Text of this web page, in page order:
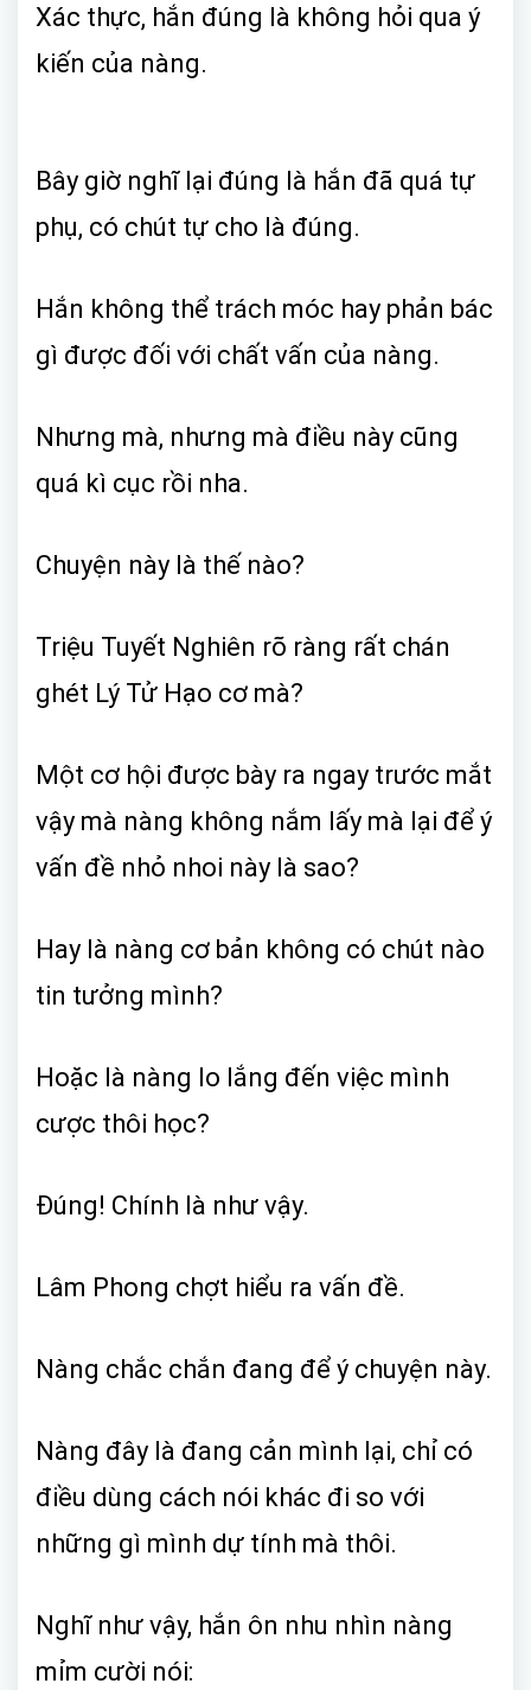
Xác thực, hắn đúng là không hỏi qua ý
kiến của nàng.
Bây giờ nghĩ lại đúng là hắn đã quá tự
phụ, có chút tự cho là đúng.
Hắn không thể trách móc hay phản bác
gì được đối với chất vấn của nàng.
Nhưng mà, nhưng mà điều này cũng
quá kì cục rồi nha.
Chuyện này là thế nào?
Triệu Tuyết Nghiên rõ ràng rất chán
ghét Lý Tử Hạo cơ mà?
Một cơ hội được bày ra ngay trước mắt
vậy mà nàng không nắm lấy mà lại để ý
vấn đề nhỏ nhoi này là sao?
Hay là nàng cơ bản không có chút nào
tin tưởng mình?
Hoặc là nàng lo lắng đến việc mình
cược thôi học?
Đúng! Chính là như vậy.
Lâm Phong chợt hiểu ra vấn đề.
Nàng chắc chắn đang để ý chuyện này.
Nàng đây là đang cản mình lại, chỉ có
điều dùng cách nói khác đi so với
những gì mình dự tính mà thôi.
Nghĩ như vậy, hắn ôn nhu nhìn nàng
mỉm cười nói: